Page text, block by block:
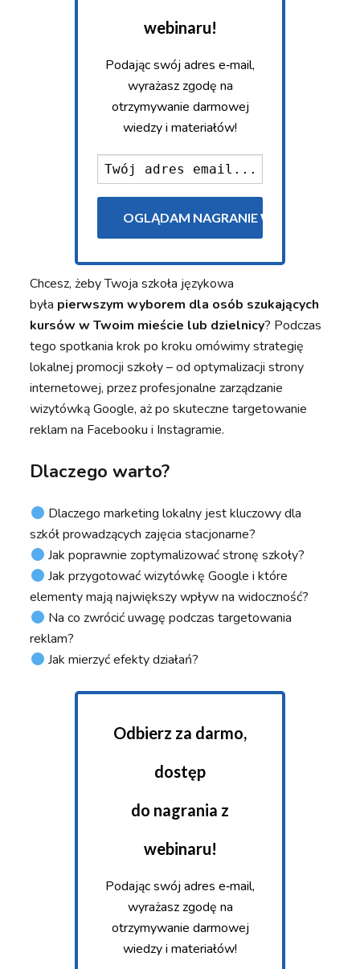
webinaru!
Podając swój adres e‑mail,
wyrażasz zgodę na
otrzymywanie darmowej
wiedzy i materiałów!
Chcesz, żeby Twoja szkoła językowa
była pierwszym wyborem dla osób szukających
kursów w Twoim mieście lub dzielnicy? Podczas
tego spotkania krok po kroku omówimy strategię
lokalnej promocji szkoły – od optymalizacji strony
internetowej, przez profesjonalne zarządzanie
wizytówką Google, aż po skuteczne targetowanie
reklam na Facebooku i Instagramie.
Dlaczego warto?
Dlaczego marketing lokalny jest kluczowy dla
szkół prowadzących zajęcia stacjonarne?
Jak poprawnie zoptymalizować stronę szkoły?
Jak przygotować wizytówkę Google i które
elementy mają największy wpływ na widoczność?
Na co zwrócić uwagę podczas targetowania
reklam?
Jak mierzyć efekty działań?
Odbierz za darmo,
dostęp
do nagrania z
webinaru!
Podając swój adres e‑mail,
wyrażasz zgodę na
otrzymywanie darmowej
wiedzy i materiałów!